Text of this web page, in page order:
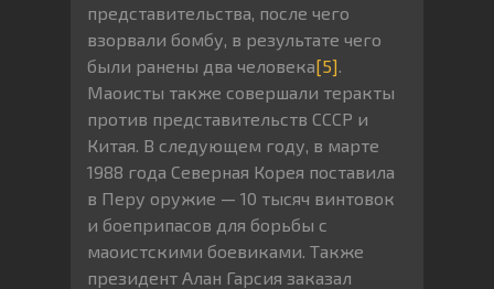
представительства, после чего
взорвали бомбу, в результате чего
были ранены два человека[5]
Маоисты также совершали теракты
против представительств СССР и
Китая. В следующем году, в марте
1988 года Северная Корея поставила
в Перу оружие — 10 тысяч винтовок
и боеприпасов для борьбы с
маоистскими боевиками. Также
президент Алан Гарсия заказал